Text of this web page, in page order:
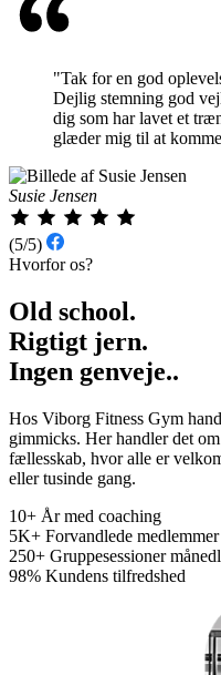
"Tak for en god
Dejlig stemning god
dig som har lavet et
glæder mig til at
Susie Jensen
(5/5)
Hvorfor os?
Old school.
Rigtigt jern.
Ingen genveje..
Hos Viborg Fitness Gym
gimmicks. Her handler det
fællesskab, hvor alle er
eller tusinde gang.
10+ År med coaching
5K+ Forvandlede medlemmer
250+ Gruppesessioner
98% Kundens tilfredshed